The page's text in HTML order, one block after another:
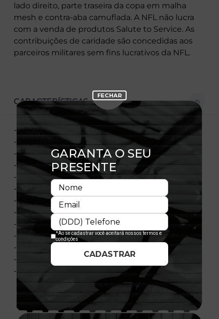
lado direito, parte traseira da copa em malha
mesh e contra-aba camuflada. A NFL não lucra
com a venda de produtos Salute to Service. As
contribuições de caridade são concedidas aos
parceiros militares sem fins lucrativos da NFL.
CARACTERÍSTICAS
- Aba pré-curvada
- Copa estruturada
- Ajustável
- Fechamento tipo snapback
- Bordado frontal
- Bordado traseiro
- Flag New Era bordada na lateral esquerda
- Bordado na lateral direita
- Painéis traseiros em mesh
- Contra-aba camuflada
- 100% poliéster
- Licença oficial
- Importado